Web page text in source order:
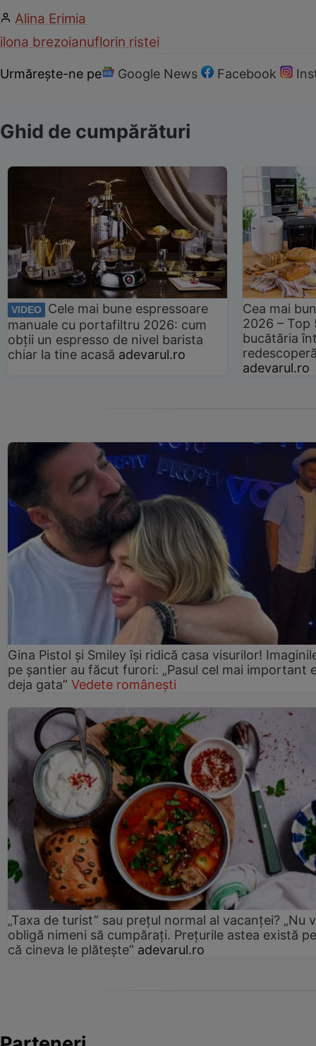
Alina Erimia
ilona brezoianuflorin ristei
Urmărește-ne pe Google News Facebook
Ghid de cumpărături
VIDEO
Cele mai bune espressoare
manuale cu portafiltru 2026: cum
obții un espresso de nivel barista
chiar la tine acasă adevarul.ro
Cea mai
2026 –
bucătăria
adevarul.ro
Gina Pistol și Smiley își ridică casa visurilor!
pe șantier au făcut furori: „Pasul cel mai important
deja gata” Vedete românești
„Taxa de turist” sau prețul normal al vacanței? „Nu
obligă nimeni să cumpărați. Prețurile astea există
că cineva le plătește” adevarul.ro